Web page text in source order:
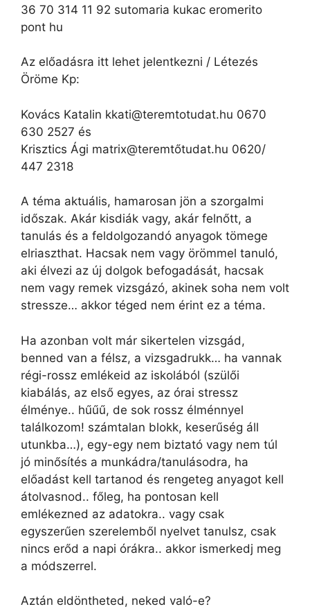
36 70 314 11 92 sutomaria kukac eromerito
pont hu
Az előadásra itt lehet jelentkezni / Létezés
Öröme Kp:
Kovács Katalin kkati@teremtotudat.hu 0670
630 2527 és
Krisztics Ági matrix@teremtőtudat.hu 0620/
447 2318
A téma aktuális, hamarosan jön a szorgalmi
időszak. Akár kisdiák vagy, akár felnőtt, a
tanulás és a feldolgozandó anyagok tömege
elriaszthat. Hacsak nem vagy örömmel tanuló,
aki élvezi az új dolgok befogadását, hacsak
nem vagy remek vizsgázó, akinek soha nem volt
stressze… akkor téged nem érint ez a téma.
Ha azonban volt már sikertelen vizsgád,
benned van a félsz, a vizsgadrukk… ha vannak
régi-rossz emlékeid az iskolából (szülői
kiabálás, az első egyes, az órai stressz
élménye.. hűűű, de sok rossz élménnyel
találkozom! számtalan blokk, keserűség áll
utunkba…), egy-egy nem biztató vagy nem túl
jó minősítés a munkádra/tanulásodra, ha
előadást kell tartanod és rengeteg anyagot kell
átolvasnod.. főleg, ha pontosan kell
emlékezned az adatokra.. vagy csak
egyszerűen szerelemből nyelvet tanulsz, csak
nincs erőd a napi órákra.. akkor ismerkedj meg
a módszerrel.
Aztán eldöntheted, neked való-e?